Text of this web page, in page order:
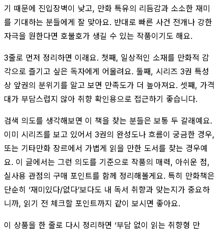
기 때문에 진입장벽이 낮고, 만화 특유의 리듬감과 소소한 재미
를 기대하는 분들에게 잘 맞아요. 반대로 빠른 사건 전개나 강한
자극을 원한다면 호불호가 생길 수 있는 작품이기도 해요.
3줄로 먼저 정리하면 이래요. 첫째, 일상적인 소재를 만화적 감
각으로 즐기고 싶은 독자에게 어울려요. 둘째, 시리즈 3권 특성
상 앞권의 분위기를 알고 보면 만족도가 더 높아져요. 셋째, 가격
대가 부담스럽지 않아 취향 확인용으로 접근하기 좋습니다.
검색 의도를 생각해보면 이 책을 찾는 분들은 보통 두 갈래예요.
이미 시리즈를 보고 있어서 3권의 완성도나 흐름이 궁금한 경우,
또는 기타만화 장르에서 가볍게 읽을 만한 도서를 찾는 경우예
요. 이 글에서는 그런 의도를 기준으로 작품의 매력, 아쉬운 점,
실사용 관점의 구매 포인트를 함께 정리해볼게요. 특히 만화책은
단순히 ‘재미있다/없다’보다도 내 독서 취향과 맞는지가 중요하
니까, 읽기 전 체크할 포인트까지 같이 보시면 좋아요.
이 상품을 한 줄로 다시 정리하면 ‘부담 없이 읽는 취향형 만